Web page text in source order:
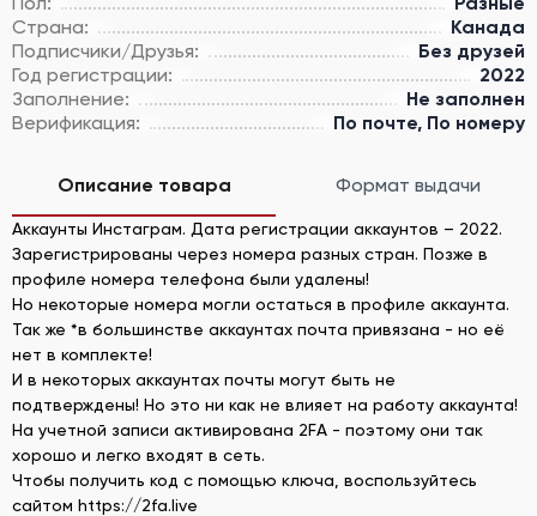
Страна:
Канада
Подписчики/Друзья:
Без друзей
Год регистрации:
2022
Заполнение:
Не заполнен
Верификация:
По почте, По номеру
Описание товара Формат выдачи
Аккаунты Инстаграм. Дата регистрации аккаунтов – 2022.
Зарегистрированы через номера разных стран. Позже в
профиле номера телефона были удалены!
Но некоторые номера могли остаться в профиле аккаунта.
Так же *в большинстве аккаунтах почта привязана - но её
нет в комплекте!
И в некоторых аккаунтах почты могут быть не
подтверждены! Но это ни как не влияет на работу аккаунта!
На учетной записи активирована 2FA - поэтому они так
хорошо и легко входят в сеть.
Чтобы получить код с помощью ключа, воспользуйтесь
сайтом https://2fa.live